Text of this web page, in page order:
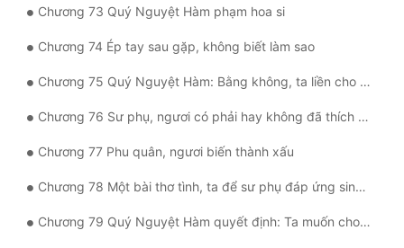
Chương 73 Quý Nguyệt Hàm phạm hoa si
Chương 74 Ép tay sau gặp, không biết làm sao
Chương 75 Quý Nguyệt Hàm: Bằng không, ta liền cho hắn sinh mấy cái a
Chương 76 Sư phụ, ngươi có phải hay không đã thích anh ta
Chương 77 Phu quân, ngươi biến thành xấu
Chương 78 Một bài thơ tình, ta để sư phụ đáp ứng sinh tiểu bảo bảo
Chương 79 Quý Nguyệt Hàm quyết định: Ta muốn cho ngươi sinh mười cái